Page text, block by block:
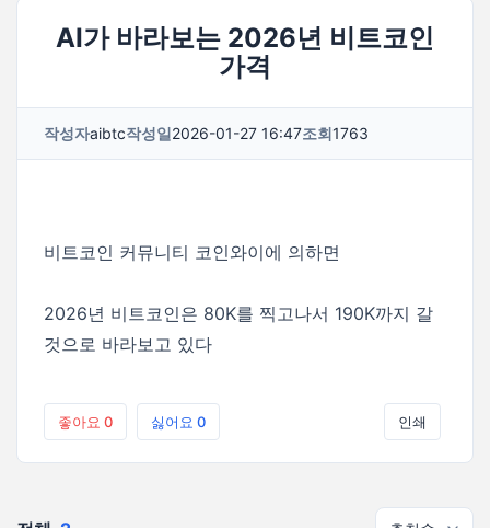
AI가 바라보는 2026년 비트코인
가격
작성자aibtc작성일2026-01-27 16:47조회1763
비트코인 커뮤니티 코인와이에 의하면
2026년 비트코인은 80K를 찍고나서 190K까지 갈
것으로 바라보고 있다
좋아요 0 싫어요 0 인쇄